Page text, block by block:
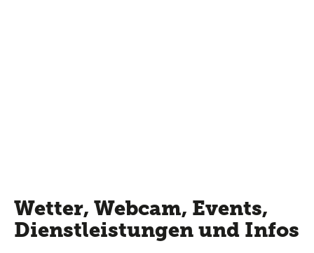
Wetter, Webcam, Events,
Dienstleistungen und Infos